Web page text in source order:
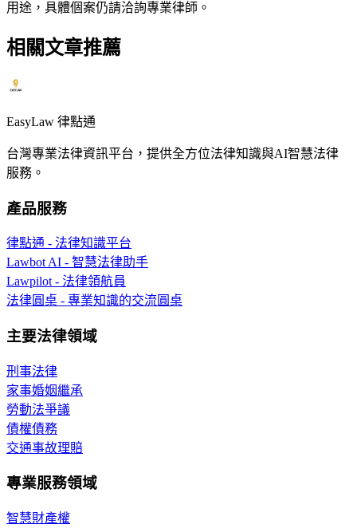
用途，具體個案仍請洽詢專業律師。
相關文章推薦
EasyLaw 律點通
台灣專業法律資訊平台，提供全方位法律知識與AI智慧法律
服務。
產品服務
律點通 - 法律知識平台
Lawbot AI - 智慧法律助手
Lawpilot - 法律領航員
法律圓桌 - 專業知識的交流圓桌
主要法律領域
刑事法律
家事婚姻繼承
勞動法爭議
債權債務
交通事故理賠
專業服務領域
智慧財產權